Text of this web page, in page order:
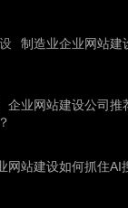
制造业企业网站建
企业网站建设公司推
网站建设如何抓住AI